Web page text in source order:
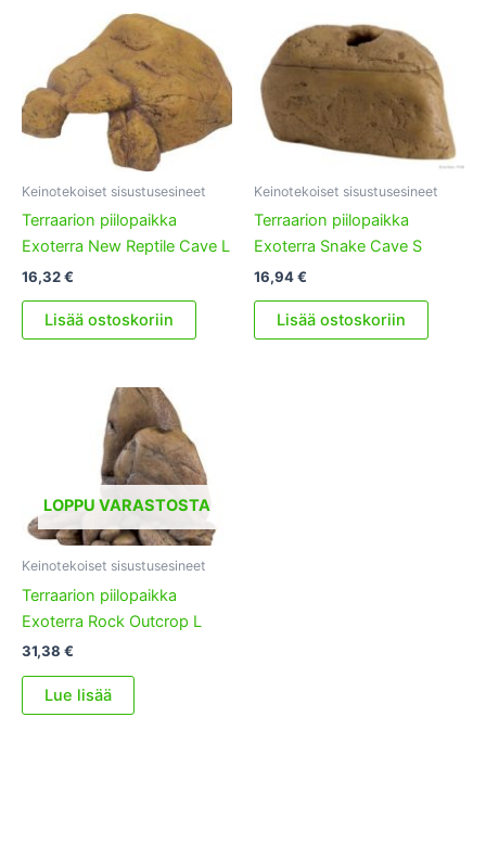
Keinotekoiset sisustusesineet
Terraarion piilopaikka
Exoterra New Reptile Cave L
16,32€
Lisää ostoskoriin
Keinotekoiset sisustusesineet
Terraarion piilopaikka
Exoterra Snake Cave S
16,94€
Lisää ostoskoriin
LOPPU VARASTOSTA
Keinotekoiset sisustusesineet
Terraarion piilopaikka
Exoterra Rock Outcrop L
31,38 €
Lue lisää